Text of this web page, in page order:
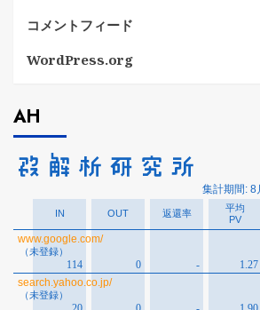
コメントフィード
WordPress.org
AH